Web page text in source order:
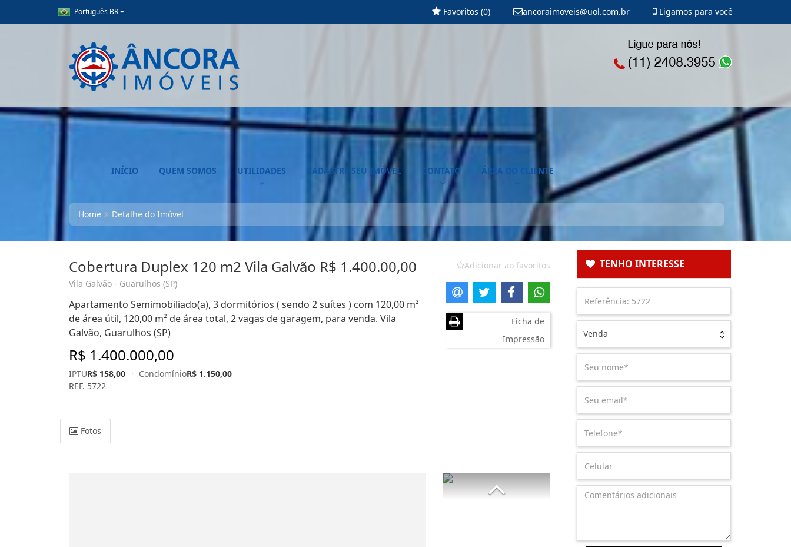
Português BR Ligamos para você
ancoraimoveis@uol.com.br
Favoritos (0)
INÍCIO QUEM SOMOS UTILIDADES CADASTRE SEU IMÓVEL CONTATO ÁREA DO CLIENTE
Home Detalhe do Imóvel
Cobertura Duplex 120 m2 Vila Galvão R$ 1.400.00,00
Vila Galvão - Guarulhos (SP)
Apartamento Semimobiliado(a), 3 dormitórios ( sendo 2 suítes ) com 120,00 m²
de área útil, 120,00 m² de área total, 2 vagas de garagem, para venda. Vila
Galvão, Guarulhos (SP)
R$ 1.400.000,00
IPTUR$ 158,00 · CondomínioR$ 1.150,00
REF. 5722
Adicionar ao favoritos
Ficha de
Impressão
Fotos
TENHO INTERESSE
Venda